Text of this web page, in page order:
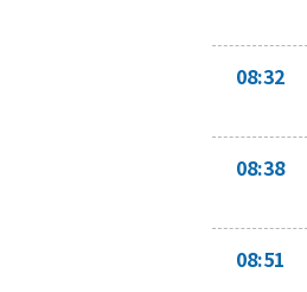
08:32
08:38
08:51